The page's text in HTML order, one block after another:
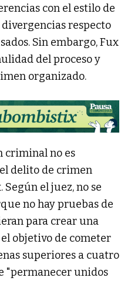
con el estilo de
divergencias respecto
Sin embargo, Fux
del proceso y
organizado.
criminal no es
delito de crimen
el juez, no se
no hay pruebas de
para crear una
objetivo de cometer
superiores a cuatro
"permanecer unidos